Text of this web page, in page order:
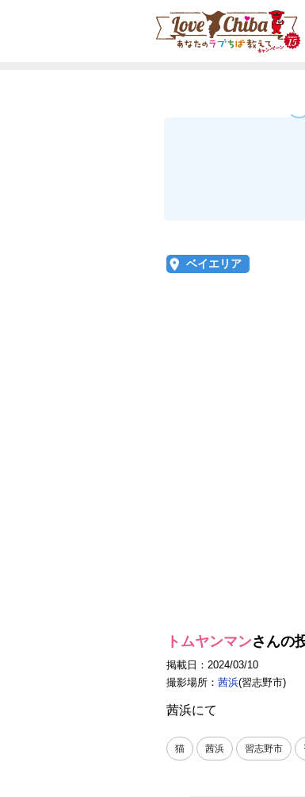
ベイエリア
トムヤンマンさんの
掲載日：2024/03/10
撮影場所： 茜浜(習志野市)
茜浜にて
猫 茜浜 習志野市